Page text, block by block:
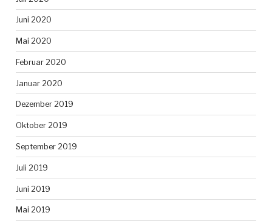
Juni 2020
Mai 2020
Februar 2020
Januar 2020
Dezember 2019
Oktober 2019
September 2019
Juli 2019
Juni 2019
Mai 2019